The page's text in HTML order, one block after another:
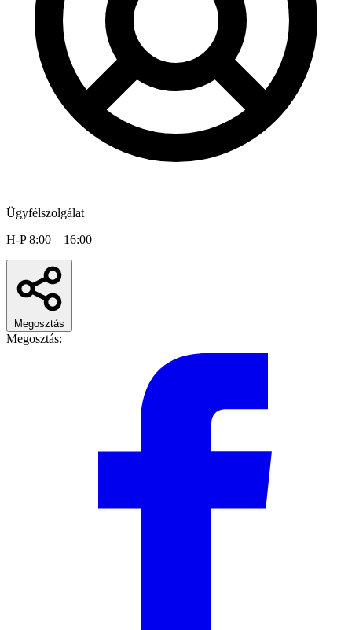
Ügyfélszolgálat
H-P 8:00 – 16:00
Megosztás
Megosztás: